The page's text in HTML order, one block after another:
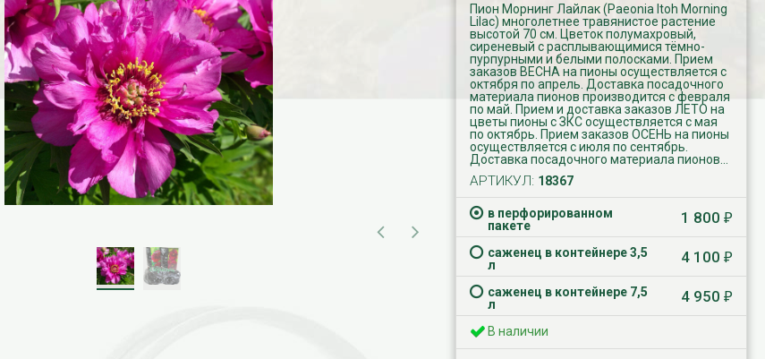
Пион Морнинг Лайлак (Paeonia Itoh Morning
Lilac) многолетнее травянистое растение
высотой 70 см. Цветок полумахровый,
сиреневый с расплывающимися тёмно-
пурпурными и белыми полосками. Прием
заказов ВЕСНА на пионы осуществляется с
октября по апрель. Доставка посадочного
материала пионов производится с февраля
по май. Прием и доставка заказов ЛЕТО на
цветы пионы с ЗКС осуществляется с мая
по октябрь. Прием заказов ОСЕНЬ на пионы
осуществляется с июля по сентябрь.
Доставка посадочного материала пионов...
АРТИКУЛ: 18367
в перфорированном
пакете
1 800 ₽
саженец в контейнере 3,5
л
4 100 ₽
саженец в контейнере 7,5
л
4 950 ₽
В наличии